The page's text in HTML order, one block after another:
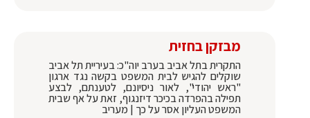
מבזקן בחזית
התקרית בתל אביב בערב יוה"כ: בעיריית תל אביב
שוקלים להגיש לבית המשפט בקשה נגד ארגון
"ראש יהודי", לאור ניסיונם, לטענתם, לבצע
תפילה בהפרדה בכיכר דיזנגוף, זאת על אף שבית
המשפט העליון אסר על כך | מעריב